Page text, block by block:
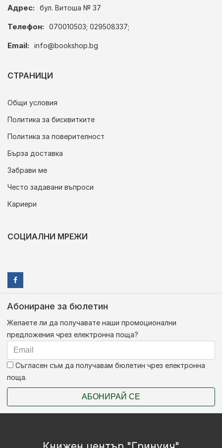
Адрес: бул. Витоша № 37
Телефон: 070010503; 029508337;
Email: info@bookshop.bg
СТРАНИЦИ
Общи условия
Политика за бисквитките
Политика за поверителност
Бърза доставка
Забрави ме
Често задавани въпроси
Кариери
СОЦИАЛНИ МРЕЖИ
Абониране за бюлетин
Желаете ли да получавате наши промоционални
предложения чрез електронна поща?
Съгласен съм да получавам бюлетин чрез електронна
поща.
АБОНИРАЙ СЕ